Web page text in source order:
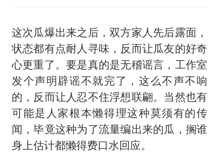
这次瓜爆出来之后，双方家人先后露面，
状态都有点耐人寻味，反而让瓜友的好奇
心更重了。要是真的是无稽谣言，工作室
发个声明辟谣不就完了，这么不声不响
的，反而让人忍不住浮想联翩。当然也有
可能是人家根本懒得理这种莫须有的传
闻，毕竟这种为了流量编出来的瓜，搁谁
身上估计都懒得费口水回应。